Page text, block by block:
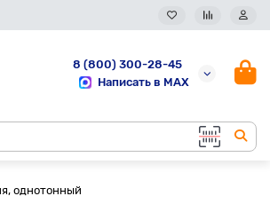
8 (800) 300-28-45
Написать в MAX
однотонный